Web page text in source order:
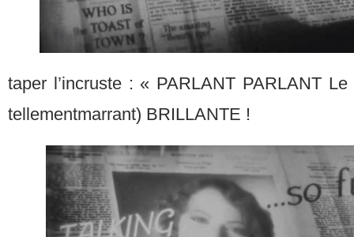
taper l’incruste : « PARLANT PARLANT
tellementmarrant) BRILLANTE !